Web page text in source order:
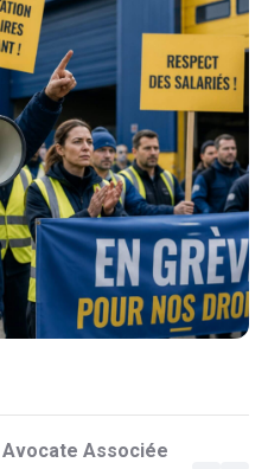
Avocate Associée